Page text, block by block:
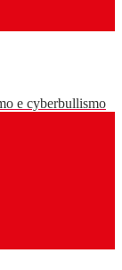
e cyberbullismo